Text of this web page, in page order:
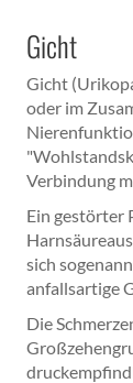
Gicht
Gicht
oder im
Verbindung
Ein gestörter
sich
anfallsartige
Die